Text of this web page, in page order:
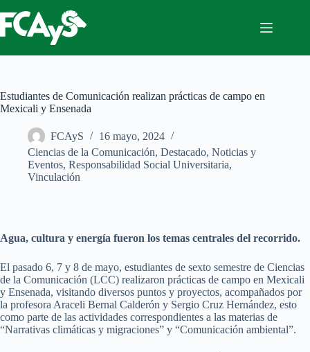
al
contenido
Estudiantes de Comunicación realizan prácticas de campo en
Mexicali y Ensenada
FCAyS
16 mayo, 2024
Ciencias de la Comunicación, Destacado, Noticias y
Eventos, Responsabilidad Social Universitaria,
Vinculación
Agua, cultura y energía fueron los temas centrales del recorrido.
El pasado 6, 7 y 8 de mayo, estudiantes de sexto semestre de Ciencias
de la Comunicación (LCC) realizaron prácticas de campo en Mexicali
y Ensenada, visitando diversos puntos y proyectos, acompañados por
la profesora Araceli Bernal Calderón y Sergio Cruz Hernández, esto
como parte de las actividades correspondientes a las materias de
“Narrativas climáticas y migraciones” y “Comunicación ambiental”.